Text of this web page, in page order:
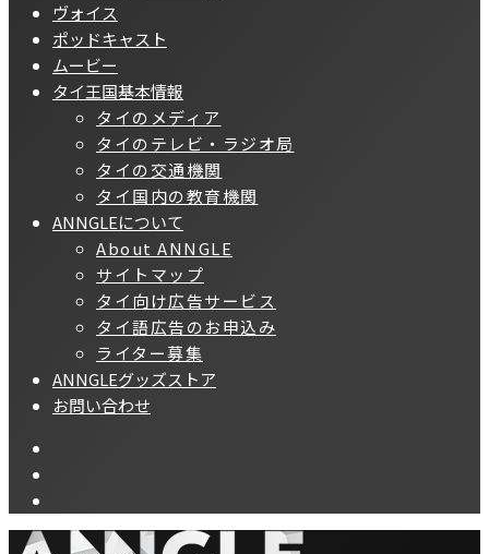
ヴォイス
ポッドキャスト
ムービー
タイ王国基本情報
タイのメディア
タイのテレビ・ラジオ局
タイの交通機関
タイ国内の教育機関
ANNGLEについて
About ANNGLE
サイトマップ
タイ向け広告サービス
タイ語広告のお申込み
ライター募集
ANNGLEグッズストア
お問い合わせ